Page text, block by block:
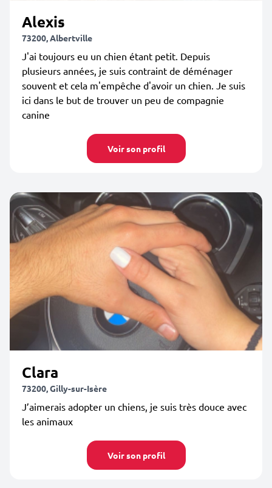
Alexis
73200, Albertville
J'ai toujours eu un chien étant petit. Depuis
plusieurs années, je suis contraint de déménager
souvent et cela m'empêche d'avoir un chien. Je suis
ici dans le but de trouver un peu de compagnie
canine
Voir son profil
Clara
73200, Gilly-sur-Isère
J’aimerais adopter un chiens, je suis très douce avec
les animaux
Voir son profil